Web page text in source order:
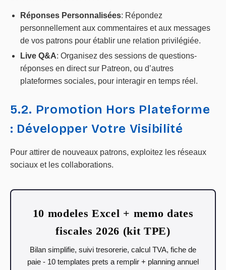
Réponses Personnalisées: Répondez
personnellement aux commentaires et aux messages
de vos patrons pour établir une relation privilégiée.
Live Q&A: Organisez des sessions de questions-
réponses en direct sur Patreon, ou d’autres
plateformes sociales, pour interagir en temps réel.
5.2. Promotion Hors Plateforme
: Développer Votre Visibilité
Pour attirer de nouveaux patrons, exploitez les réseaux
sociaux et les collaborations.
10 modeles Excel + memo dates
fiscales 2026 (kit TPE)
Bilan simplifie, suivi tresorerie, calcul TVA, fiche de
paie - 10 templates prets a remplir + planning annuel